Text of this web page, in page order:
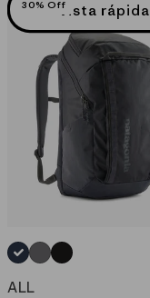
30% OffVista rápida
AZUL_(SMFO)
GRIS_(NGRY)
NEGRO_(BOB)
ALL